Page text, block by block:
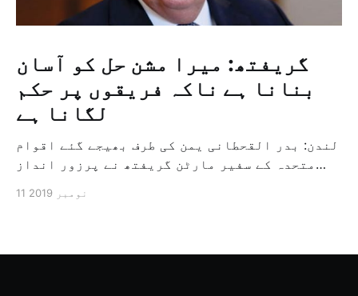
گریفتھ: میرا مشن حل کو آسان
بنانا ہے ناکہ فریقوں پر حکم
لگانا ہے
لندن: بدر القحطانی یمن کی طرف بھیجے گئے اقوام
متحدہ کے سفیر مارٹن گریفتھ نے پرزور انداز
ثالثی اور اس کشمکش کی حدبندی کرنے کے لئے ایک
11 نومبر 2019